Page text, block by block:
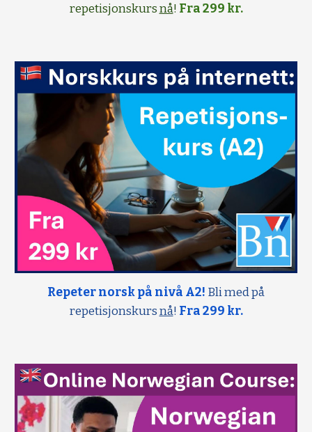
repetisjonskursnå! Fra 299 kr.
Repeter norsk på nivå A2! Bli med på
repetisjonskursnå! Fra 299 kr.